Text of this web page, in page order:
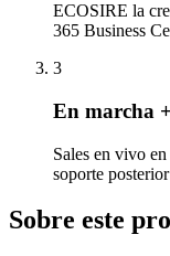
ECOSIRE la
365 Business
3
En marcha
Sales en vivo
soporte
Sobre este